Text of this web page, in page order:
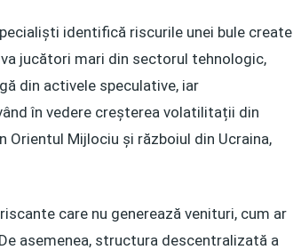
identifică riscurile unei bule create
jucători mari din sectorul tehnologic,
din activele speculative, iar
în vedere creșterea volatilitații din
Mijlociu și războiul din Ucraina,
care nu generează venituri, cum ar
asemenea, structura descentralizată a